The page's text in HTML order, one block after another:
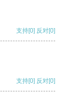
支持[0] 反对[0]
支持[0] 反对[0]